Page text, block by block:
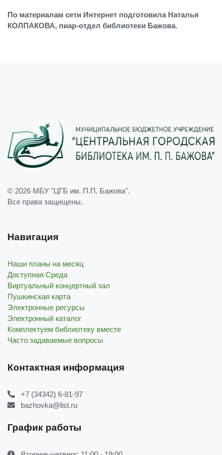
По материалам сети Интернет подготовила Наталья
КОЛПАКОВА, пиар-отдел библиотеки Бажова.
© 2026 МБУ "ЦГБ им. П.П. Бажова".
Все права защищены.
Навигация
Наши планы на месяц
Доступная Среда
Виртуальный концертный зал
Пушкинская карта
Электронные ресурсы
Электронный каталог
Комплектуем библиотеку вместе
Часто задаваемые вопросы
Контактная информация
+7 (34342) 6-81-97
bazhovka@list.ru
График работы